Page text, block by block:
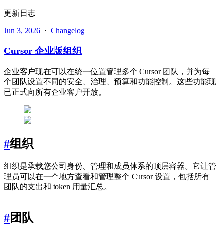
更新日志
Jun 3, 2026 · Changelog
Cursor 企业版组织
企业客户现在可以在统一位置管理多个 Cursor 团队，并为每
个团队设置不同的安全、治理、预算和功能控制。这些功能现
已正式向所有企业客户开放。
#组织
组织是承载您公司身份、管理和成员体系的顶层容器。它让管
理员可以在一个地方查看和管理整个 Cursor 设置，包括所有
团队的支出和 token 用量汇总。
#团队